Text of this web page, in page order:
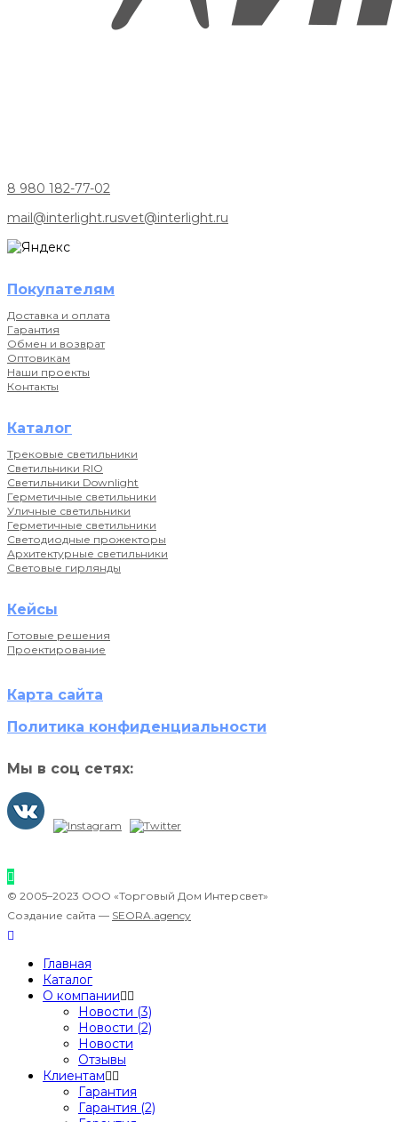
8 980 182-77-02
mail@interlight.rusvet@interlight.ru
Покупателям
Доставка и оплата
Гарантия
Обмен и возврат
Оптовикам
Наши проекты
Контакты
Каталог
Трековые светильники
Светильники RIO
Светильники Downlight
Герметичные светильники
Уличные светильники
Герметичные светильники
Светодиодные прожекторы
Архитектурные светильники
Световые гирлянды
Кейсы
Готовые решения
Проектирование
Карта сайта
Политика конфиденциальности
Мы в соц сетях:
© 2005–2023 ООО «Торговый Дом Интерсвет»
Создание сайта — SEORA.agency
Главная
Каталог
О компании
Новости (3)
Новости (2)
Новости
Отзывы
Клиентам
Гарантия
Гарантия (2)